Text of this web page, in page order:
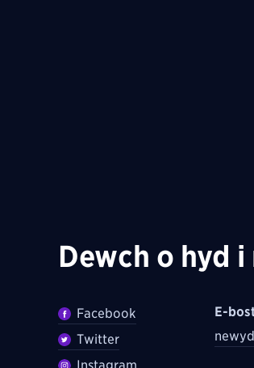
Dewch o hyd i
Facebook
Twitter
E-